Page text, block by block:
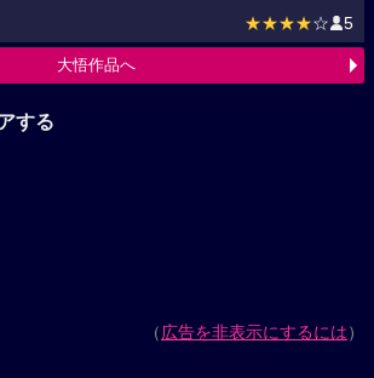
★★★★ ☆ 5
大悟作品へ
する